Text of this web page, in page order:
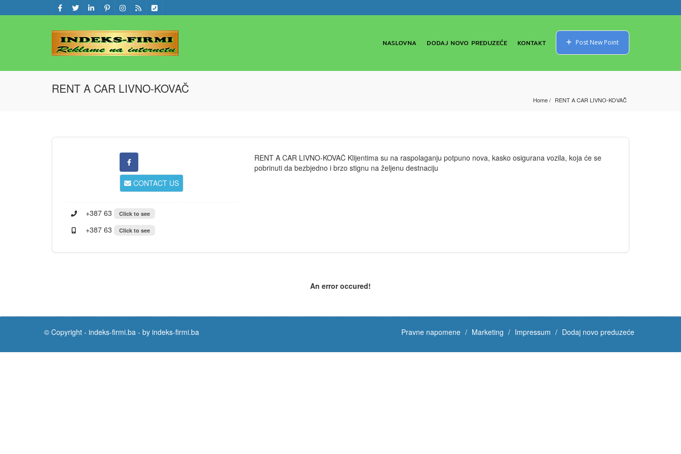
NASLOVNA DODAJ NOVO PREDUZEĆE KONTAKT Post New Point
RENT A CAR LIVNO-KOVAČ
Home RENT A CAR LIVNO-KOVAČ
CONTACT US
+387 63 Click to see
+387 63 Click to see
RENT A CAR LIVNO-KOVAČ Klijentima su na raspolaganju potpuno nova, kasko osigurana vozila, koja će se
pobrinuti da bezbjedno i brzo stignu na željenu destnaciju
An error occured!
© Copyright - indeks-firmi.ba - by indeks-firmi.ba Pravne napomene Marketing Impressum Dodaj novo preduzeće